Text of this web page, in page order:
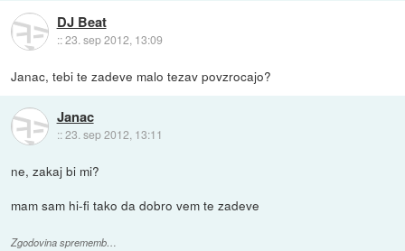
DJ Beat
::23. sep 2012, 13:09
Janac, tebi te zadeve malo tezav povzrocajo?
Janac
::23. sep 2012, 13:11
ne, zakaj bi mi?
mam sam hi-fi tako da dobro vem te zadeve
Zgodovina sprememb…